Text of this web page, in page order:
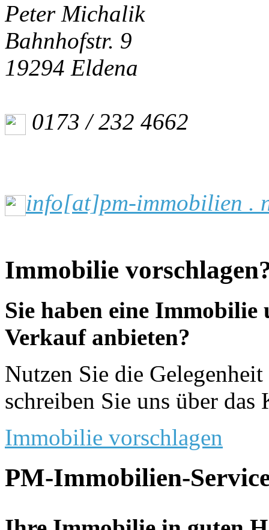
Peter Michalik
Bahnhofstr. 9
19294 Eldena
0173 / 232 4662
info[at]pm-immobilien .
Immobilie
Sie haben eine Immobilie
Verkauf anbieten?
Nutzen Sie die
schreiben Sie uns über
Immobilie vorschlagen
PM-Immobilien-